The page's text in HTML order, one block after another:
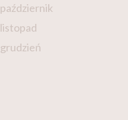
październik
listopad
grudzień